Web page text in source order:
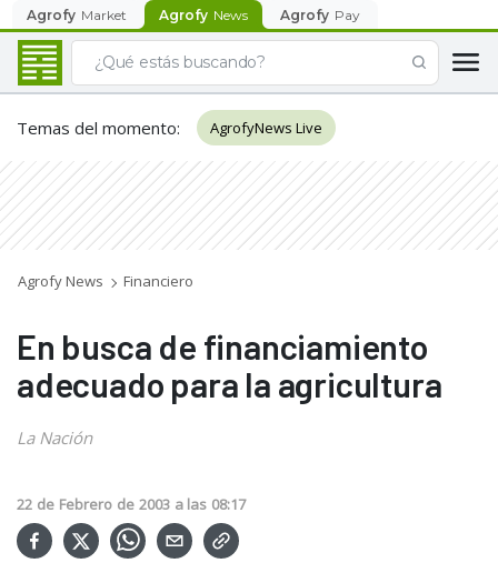
Agrofy Market Agrofy News Agrofy Pay
Temas del momento: AgrofyNews Live
Agrofy News Financiero
En busca de financiamiento
adecuado para la agricultura
La Nación
22 de Febrero de 2003 a las 08:17